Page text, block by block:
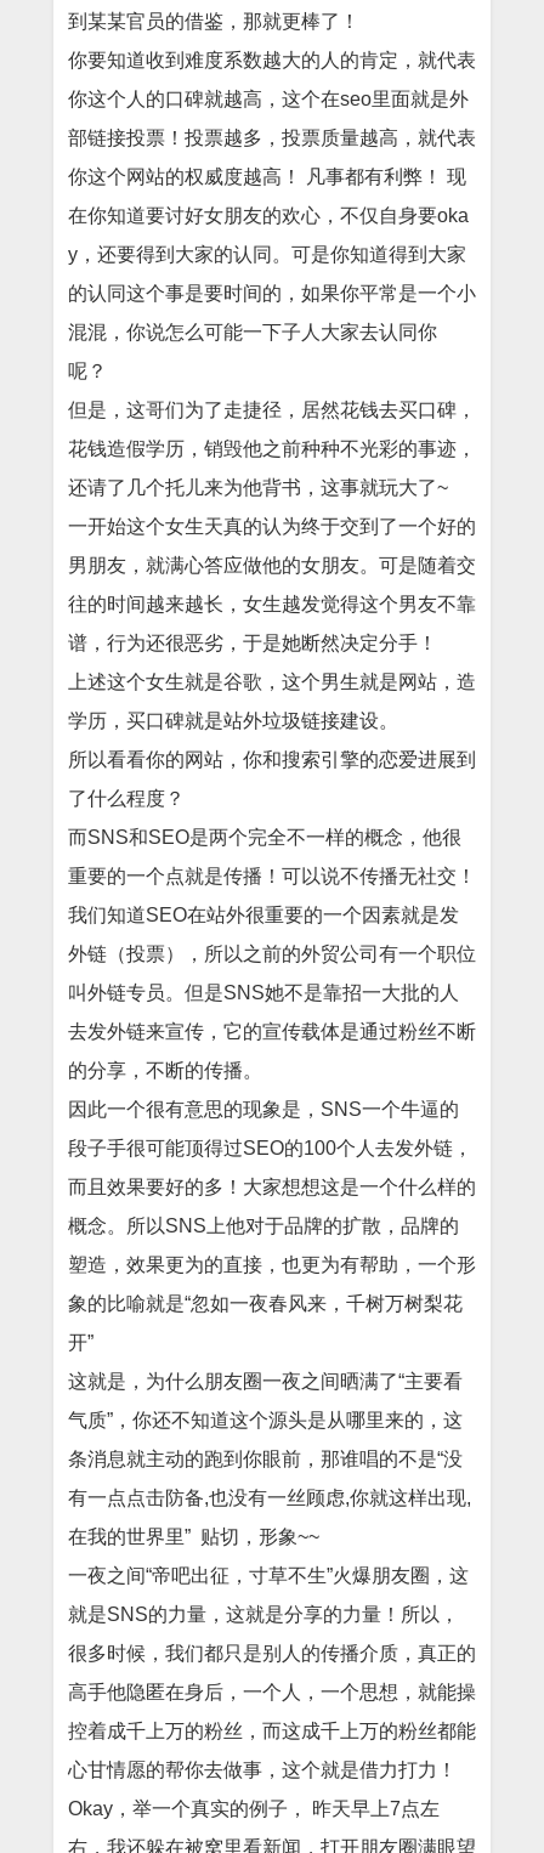
到某某官员的借鉴，那就更棒了！
你要知道收到难度系数越大的人的肯定，就代表
你这个人的口碑就越高，这个在seo里面就是外
部链接投票！投票越多，投票质量越高，就代表
你这个网站的权威度越高！ 凡事都有利弊！ 现
在你知道要讨好女朋友的欢心，不仅自身要oka
y，还要得到大家的认同。可是你知道得到大家
的认同这个事是要时间的，如果你平常是一个小
混混，你说怎么可能一下子人大家去认同你
呢？
但是，这哥们为了走捷径，居然花钱去买口碑，
花钱造假学历，销毁他之前种种不光彩的事迹，
还请了几个托儿来为他背书，这事就玩大了~
一开始这个女生天真的认为终于交到了一个好的
男朋友，就满心答应做他的女朋友。可是随着交
往的时间越来越长，女生越发觉得这个男友不靠
谱， 行为还很恶劣，于是她断然决定分手！
上述这个女生就是谷歌，这个男生就是网站，造
学历，买口碑就是站外垃圾链接建设。
所以看看你的网站，你和搜索引擎的恋爱进展到
了什么程度？
而SNS和SEO是两个完全不一样的概念，他很
重要的一个点就是传播！可以说不传播无社交 ！
我们知道SEO在站外很重要的一个因素就是发
外链（投票），所以之前的外贸公司有一个职位
叫外链专员。但是SNS她不是靠招一大批的人
去发外链来宣传，它的宣传载体是通过粉丝不断
的分享，不断的传播。
因此一个很有意思的现象是，SNS一个牛逼的
段子手很可能顶得过SEO的100个人去发外链，
而且效果要好的多！大家想想这是一个什么样的
概念。所以SNS上他对于品牌的扩散，品牌的
塑造，效果更为的直接，也更为有帮助，一个形
象的比喻就是“忽如一夜春风来，千树万树梨花
开”
这就是，为什么朋友圈一夜之间晒满了“主要看
气质”，你还不知道这个源头是从哪里来的，这
条消息就主动的跑到你眼前，那谁唱的不是“没
有一点点击防备,也没有一丝顾虑,你就这样出现,
在我的世界里” 贴切，形象~~
一夜之间“帝吧出征，寸草不生”火爆朋友圈，这
就是SNS的力量，这就是分享的力量！所以，
很多时候，我们都只是别人的传播介质，真正的
高手他隐匿在身后，一个人，一个思想，就能操
控着成千上万的粉丝，而这成千上万的粉丝都能
心甘情愿的帮你去做事，这个就是借力打力！
Okay，举一个真实的例子， 昨天早上7点左
右，我还躲在被窝里看新闻，打开朋友圈满眼望